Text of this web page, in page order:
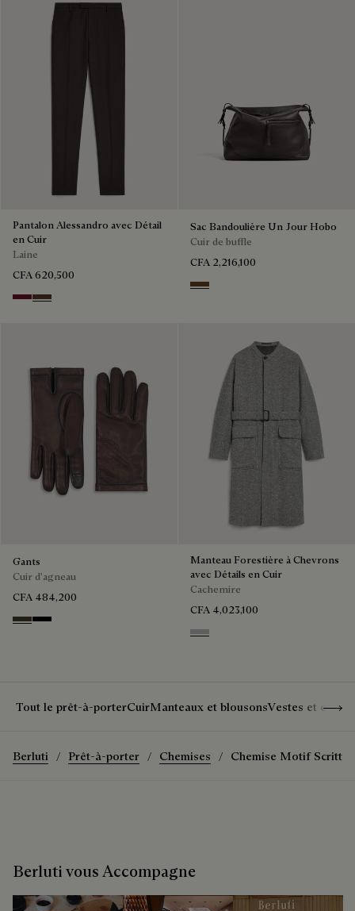
Pantalon Alessandro avec Détail
en Cuir
Laine
CFA 620,500
Nero Bordo
Earth Brown
Sac Bandoulière Un Jour Hobo
Cuir de buffle
CFA 2,216,100
Dark Brown
Gants
Cuir d'agneau
CFA 484,200
Tdm Intenso
Nero
Manteau Forestière à Chevrons
avec Détails en Cuir
Cachemire
CFA 4,023,100
Grey Melange
Tout le prêt-à-porterCuirManteaux et blousonsVestes et
Berluti Prêt-à-porter Chemises Chemise Motif Scritto
Berluti vous Accompagne